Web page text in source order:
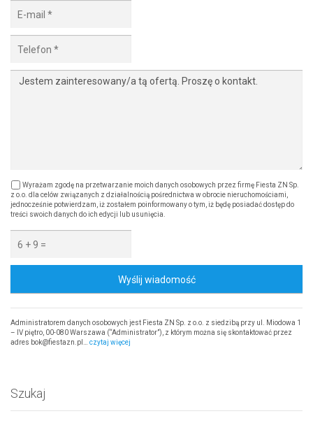
Wyrażam zgodę na przetwarzanie moich danych osobowych przez firmę Fiesta ZN Sp.
z o.o. dla celów związanych z działalnością pośrednictwa w obrocie nieruchomościami,
jednocześnie potwierdzam, iż zostałem poinformowany o tym, iż będę posiadać dostęp do
treści swoich danych do ich edycji lub usunięcia.
Wyślij wiadomość
Administratorem danych osobowych jest Fiesta ZN Sp. z o.o. z siedzibą przy ul. Miodowa 1
– IV piętro, 00-080 Warszawa (“Administrator”), z którym można się skontaktować przez
adres bok@fiestazn.pl… czytaj więcej
Szukaj